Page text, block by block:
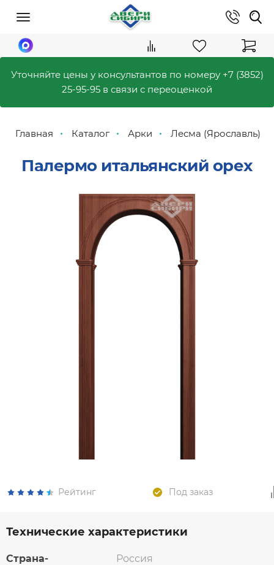
Уточняйте цены у консультантов по номеру +7 (3852)
25-95-95 в связи с переоценкой
Главная Каталог Арки Лесма (Ярославль)
Палермо итальянский орех
Рейтинг Под заказ
Технические характеристики
Страна-
Россия